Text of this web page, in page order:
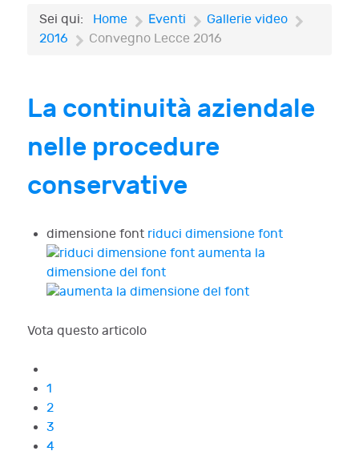
Sei qui: Home Eventi
Gallerie video
2016
Convegno Lecce 2016
La continuità aziendale
nelle procedure
conservative
dimensione font riduci dimensione font
aumenta la
dimensione del font
Vota questo articolo
1
2
3
4